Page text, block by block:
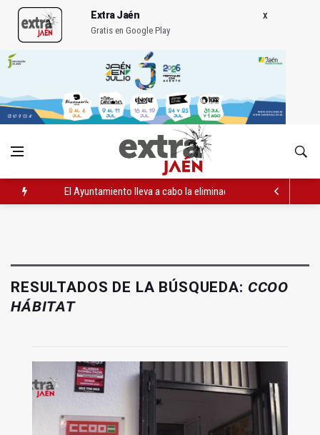
Extra Jaén
Gratis en Google Play
El Ayuntamiento lleva a cabo la eliminación de grafitis en el
RESULTADOS DE LA BÚSQUEDA: CCOO
HÁBITAT